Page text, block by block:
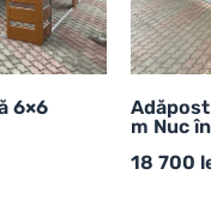
6×6
m Nuc
18 700